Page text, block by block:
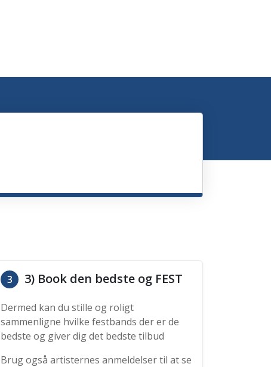
3 3) Book den bedste og FEST
Dermed kan du stille og roligt
sammenligne hvilke festbands der er de
bedste og giver dig det bedste tilbud
Brug også artisternes anmeldelser til at se